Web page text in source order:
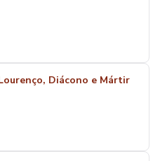
Diácono e Mártir